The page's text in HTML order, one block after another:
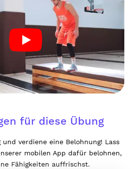
für diese Übung
und verdiene eine Belohnung! Lass
mobilen App dafür belohnen,
Fähigkeiten auffrischst.